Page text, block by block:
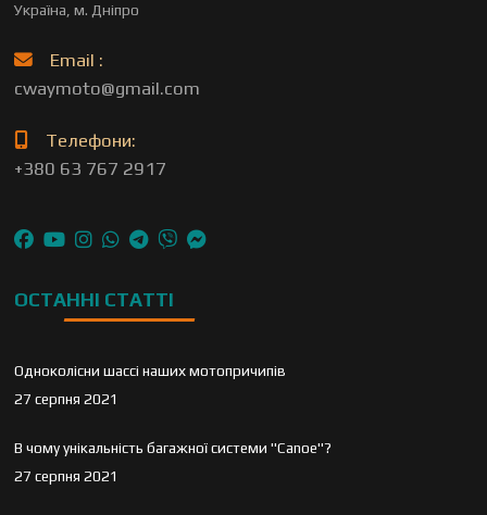
Україна, м. Дніпро
Email :
cwaymoto@gmail.com
Телефони:
+380 63 767 2917
ОСТАННІ СТАТТІ
Одноколісни шассі наших мотопричипів
27 серпня 2021
В чому унікальність багажної системи "Canoe"?
27 серпня 2021